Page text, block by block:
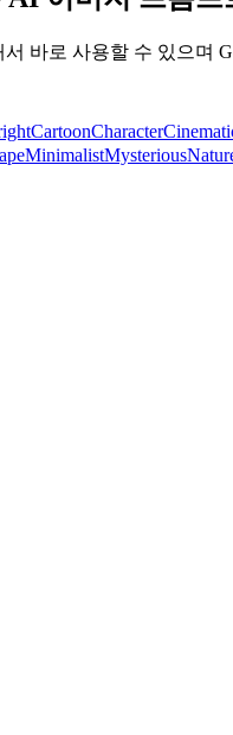
바로 사용할 수 있으며
CartoonCharacter
MinimalistMysterious